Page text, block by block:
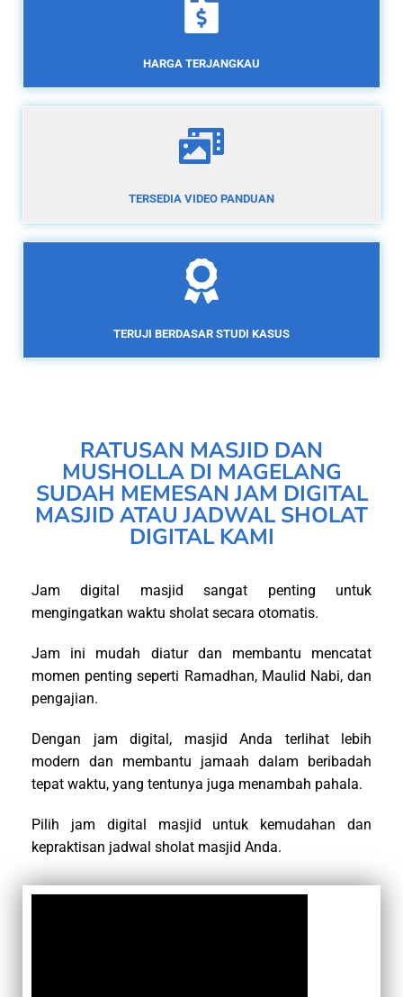
HARGA TERJANGKAU
TERSEDIA VIDEO PANDUAN
TERUJI BERDASAR STUDI KASUS
RATUSAN MASJID DAN
MUSHOLLA DI MAGELANG
SUDAH MEMESAN JAM DIGITAL
MASJID ATAU JADWAL SHOLAT
DIGITAL KAMI
Jam digital masjid sangat penting untuk
mengingatkan waktu sholat secara otomatis.
Jam ini mudah diatur dan membantu mencatat
momen penting seperti Ramadhan, Maulid Nabi, dan
pengajian.
Dengan jam digital, masjid Anda terlihat lebih
modern dan membantu jamaah dalam beribadah
tepat waktu, yang tentunya juga menambah pahala.
Pilih jam digital masjid untuk kemudahan dan
kepraktisan jadwal sholat masjid Anda.